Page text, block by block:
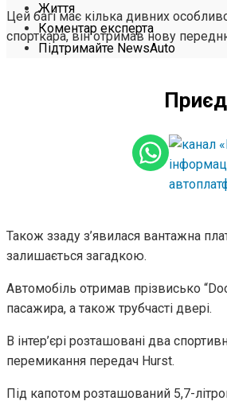
Життя
Коментар експерта
Підтримайте NewsAuto
Цей багі має кілька дивних
спорткара, він отримав нову
Також ззаду з’явилася вантажна
залишається загадкою.
Автомобіль отримав прізвисько
пасажира, а також трубчасті двері.
В інтер’єрі розташовані два
перемикання передач Hurst.
Під капотом розташований 5,7-